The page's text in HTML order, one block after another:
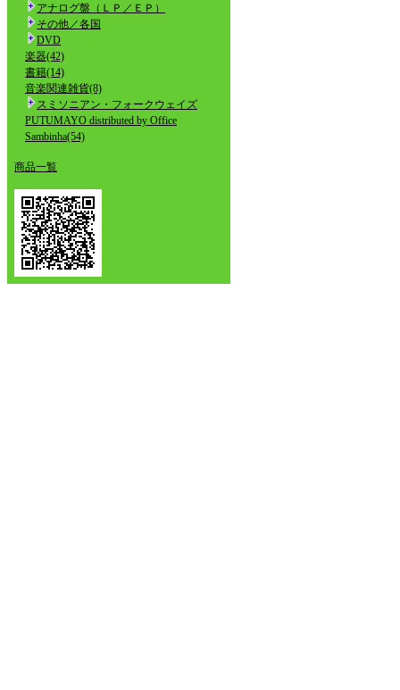
アナログ盤（ＬＰ／ＥＰ）
その他／各国
DVD
楽器(42)
書籍(14)
音楽関連雑貨(8)
スミソニアン・フォークウェイズ
PUTUMAYO distributed by Office
Sambinha(54)
商品一覧